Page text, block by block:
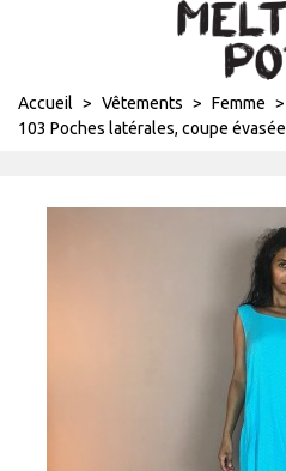
Accueil > Vêtements > Femme >
103 Poches latérales, coupe évasée